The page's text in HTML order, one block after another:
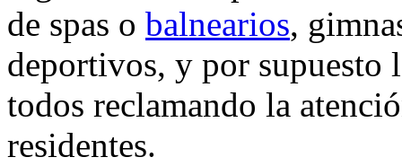
de spas o balnearios,
deportivos, y por supuesto
todos reclamando la
residentes.